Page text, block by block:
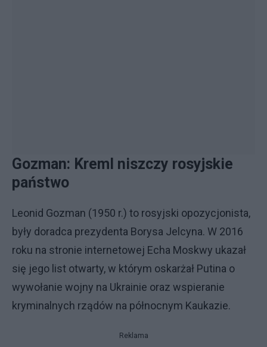
Gozman: Kreml niszczy rosyjskie
państwo
Leonid Gozman (1950 r.) to rosyjski opozycjonista,
były doradca prezydenta Borysa Jelcyna. W 2016
roku na stronie internetowej Echa Moskwy ukazał
się jego list otwarty, w którym oskarżał Putina o
wywołanie wojny na Ukrainie oraz wspieranie
kryminalnych rządów na północnym Kaukazie.
Reklama